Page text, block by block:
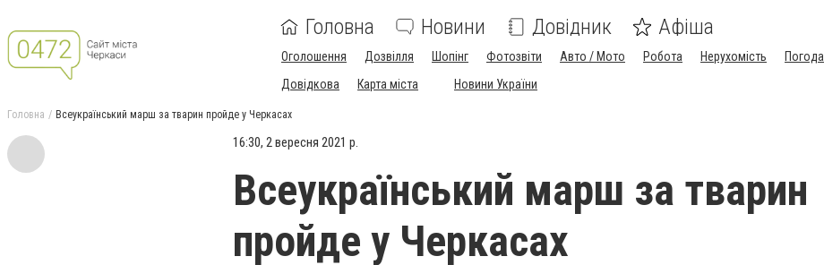
Головна Новини Довідник Афіша
Оголошення Дозвілля Шопінг Фотозвіти Авто / Мото Робота Нерухомість Погода
Довідкова
Карта міста Новини України
Головна Всеукраїнський марш за тварин пройде у Черкасах
16:30, 2 вересня 2021 р.
Всеукраїнський марш за тварин
пройде у Черкасах